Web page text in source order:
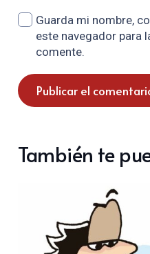
Guarda mi nombre,
este navegador para
comente.
Publicar el
También te